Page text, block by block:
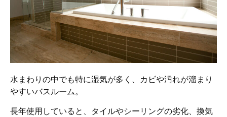
水まわりの中でも特に湿気が多く、カビや汚れが溜まり
やすいバスルーム。
長年使用していると、タイルやシーリングの劣化、換気